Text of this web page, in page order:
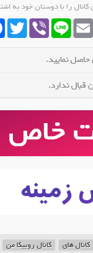
کانال را با دوستان خود به
Twitter Viber Line Email
حاصل نمایید.
قبال ندارد.
کانال های کانال روبیکا من